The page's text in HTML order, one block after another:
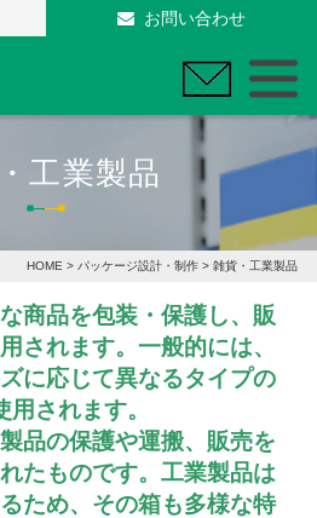
お問い合わせ
工業製品
HOME > パッケージ設計・制作 > 雑貨・工業製品
商品を包装・保護し、販
されます。一般的には、
に応じて異なるタイプの
用されます。
品の保護や運搬、販売を
たものです。工業製品は
ため、その箱も多様な特